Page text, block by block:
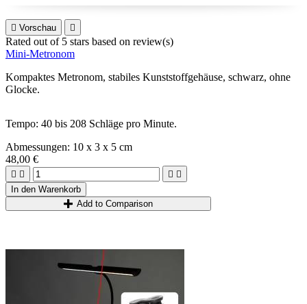
 Vorschau 
Rated out of 5 stars based on review(s)
Mini-Metronom
Kompaktes Metronom, stabiles Kunststoffgehäuse, schwarz, ohne
Glocke.
Tempo: 40 bis 208 Schläge pro Minute.
Abmessungen: 10 x 3 x 5 cm
Deutsche Fertigung
48,00 €
   
In den Warenkorb
Add to Comparison